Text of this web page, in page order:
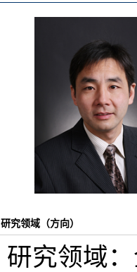
研究领域（方向）
研究领域